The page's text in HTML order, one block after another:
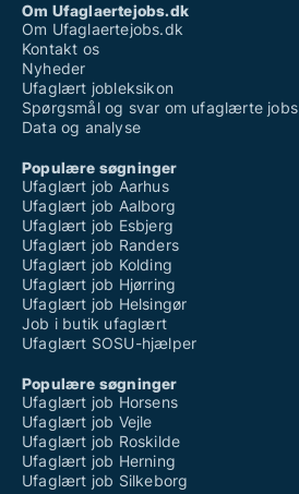
Om Ufaglaertejobs.dk
Om Ufaglaertejobs.dk
Kontakt os
Nyheder
Ufaglært jobleksikon
Spørgsmål og svar om ufaglærte jobs
Data og analyse
Populære søgninger
Ufaglært job Aarhus
Ufaglært job Aalborg
Ufaglært job Esbjerg
Ufaglært job Randers
Ufaglært job Kolding
Ufaglært job Hjørring
Ufaglært job Helsingør
Job i butik ufaglært
Ufaglært SOSU-hjælper
Populære søgninger
Ufaglært job Horsens
Ufaglært job Vejle
Ufaglært job Roskilde
Ufaglært job Herning
Ufaglært job Silkeborg